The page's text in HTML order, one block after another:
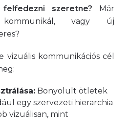
szeretne? Már
vagy új
vizuális kommunikációs cél
Bonyolult ötletek
egy szervezeti hierarchia
vizuálisan, mint